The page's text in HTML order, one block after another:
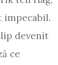
impecabil.
devenit
ce